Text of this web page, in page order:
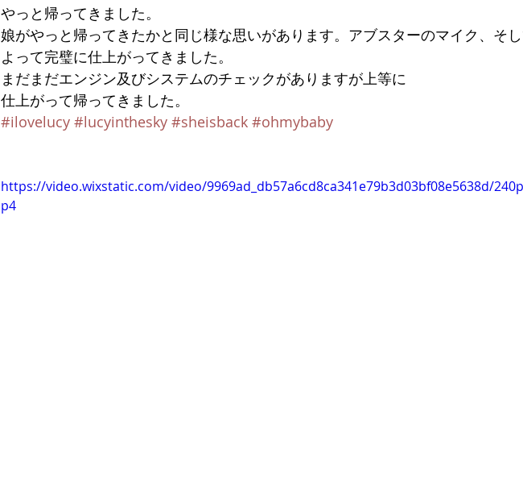
やっと帰ってきました。
娘がやっと帰ってきたかと同じ様な思いがあります。アブスターのマイク、そ
よって完璧に仕上がってきました。
まだまだエンジン及びシステムのチェックがありますが上等に
仕上がって帰ってきました。
#ilovelucy #lucyinthesky #sheisback #ohmybaby
https://video.wixstatic.com/video/9969ad_db57a6cd8ca341e79b3d03bf08e5638d/
p4